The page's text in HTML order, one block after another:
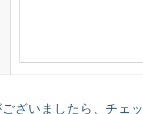
ございましたら、チェ